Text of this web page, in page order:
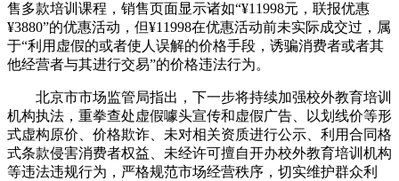
售多款培训课程，销售页面显示诸如“¥11998元，联报优惠
¥3880”的优惠活动，但¥11998在优惠活动前未实际成交过，属
于“利用虚假的或者使人误解的价格手段，诱骗消费者或者其
他经营者与其进行交易”的价格违法行为。
北京市市场监管局指出，下一步将持续加强校外教育培训
机构执法，重拳查处虚假噱头宣传和虚假广告、以划线价等形
式虚构原价、价格欺诈、未对相关资质进行公示、利用合同格
式条款侵害消费者权益、未经许可擅自开办校外教育培训机构
等违法违规行为，严格规范市场经营秩序，切实维护群众利